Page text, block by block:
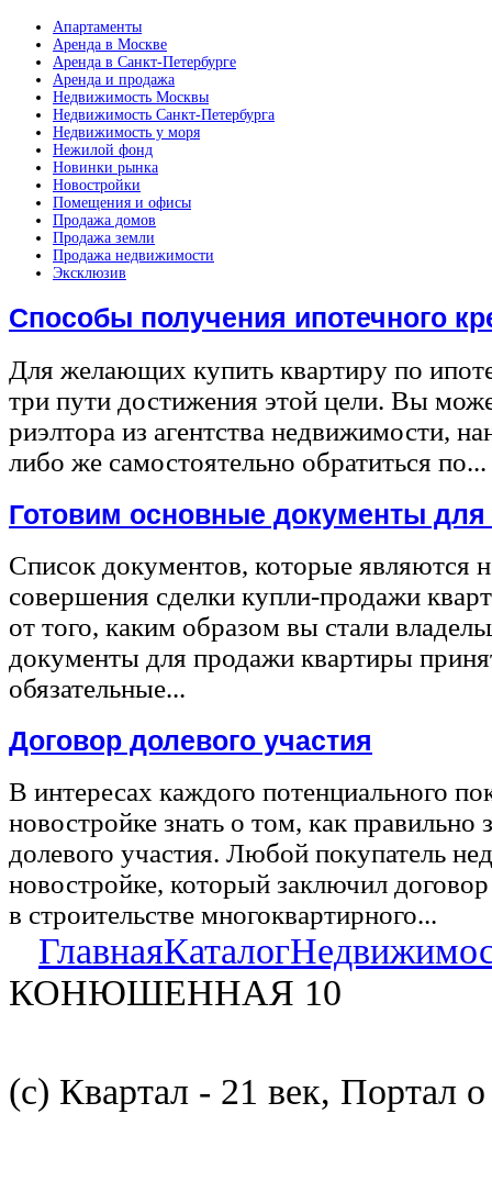
Апартаменты
Аренда в Москве
Аренда в Санкт-Петербурге
Аренда и продажа
Недвижимость Москвы
Недвижимость Санкт-Петербурга
Недвижимость у моря
Нежилой фонд
Новинки рынка
Новостройки
Помещения и офисы
Продажа домов
Продажа земли
Продажа недвижимости
Эксклюзив
Способы получения ипотечного
Для желающих купить квартиру по
три пути достижения этой цели. Вы
риэлтора из агентства недвижимости,
либо же самостоятельно обратиться по...
Готовим основные документы
Список документов, которые являются
совершения сделки купли-продажи
от того, каким образом вы стали
документы для продажи квартиры
обязательные...
Договор долевого участия
В интересах каждого потенциального
новостройке знать о том, как правильно
долевого участия. Любой покупатель
новостройке, который заключил
в строительстве многоквартирного...
ГлавнаяКаталог
КОНЮШЕННАЯ 10
(с) Квартал - 21 век, Портал